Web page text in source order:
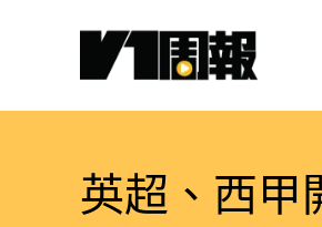
英超、西甲